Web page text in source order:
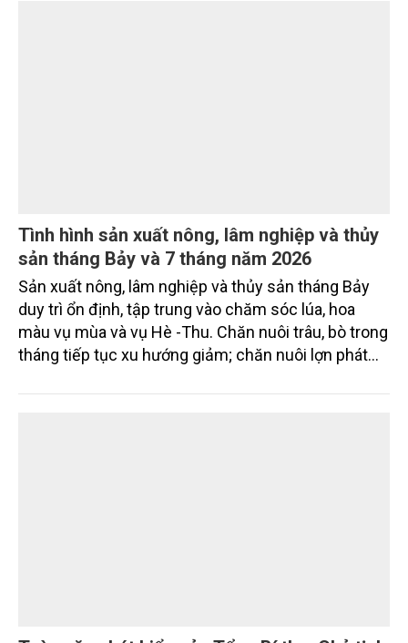
Tình hình sản xuất nông, lâm nghiệp và thủy
sản tháng Bảy và 7 tháng năm 2026
Sản xuất nông, lâm nghiệp và thủy sản tháng Bảy
duy trì ổn định, tập trung vào chăm sóc lúa, hoa
màu vụ mùa và vụ Hè -Thu. Chăn nuôi trâu, bò trong
tháng tiếp tục xu hướng giảm; chăn nuôi lợn phát
trưởng khá. Diện tích rừng trồng mới và sản lượng